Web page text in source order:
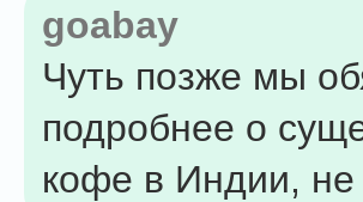
goabay
Чуть позже мы
подробнее о
кофе в Индии, не